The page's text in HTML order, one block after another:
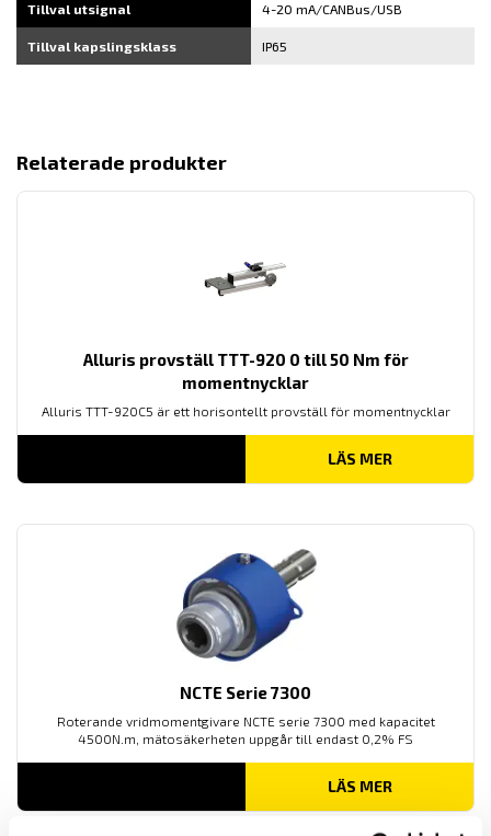
Tillval utsignal 4-20 mA/CANBus/USB
Tillval kapslingsklass IP65
Relaterade produkter
Alluris provställ TTT-920 0 till 50 Nm för
momentnycklar
Alluris TTT-920C5 är ett horisontellt provställ för momentnycklar
LÄS MER
NCTE Serie 7300
Roterande vridmomentgivare NCTE serie 7300 med kapacitet
4500N.m, mätosäkerheten uppgår till endast 0,2% FS
LÄS MER